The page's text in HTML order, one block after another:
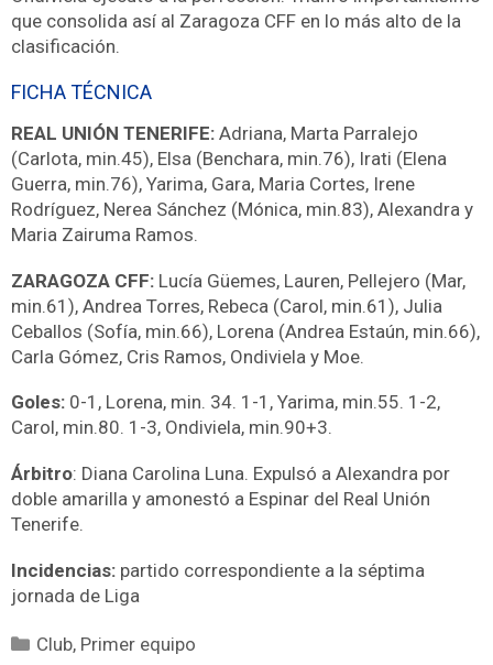
que consolida así al Zaragoza CFF en lo más alto de la
clasificación.
FICHA TÉCNICA
REAL UNIÓN TENERIFE: Adriana, Marta Parralejo
(Carlota, min.45), Elsa (Benchara, min.76), Irati (Elena
Guerra, min.76), Yarima, Gara, Maria Cortes, Irene
Rodríguez, Nerea Sánchez (Mónica, min.83), Alexandra y
Maria Zairuma Ramos.
ZARAGOZA CFF: Lucía Güemes, Lauren, Pellejero (Mar,
min.61), Andrea Torres, Rebeca (Carol, min.61), Julia
Ceballos (Sofía, min.66), Lorena (Andrea Estaún, min.66),
Carla Gómez, Cris Ramos, Ondiviela y Moe.
Goles: 0-1, Lorena, min. 34. 1-1, Yarima, min.55. 1-2,
Carol, min.80. 1-3, Ondiviela, min.90+3.
Árbitro: Diana Carolina Luna. Expulsó a Alexandra por
doble amarilla y amonestó a Espinar del Real Unión
Tenerife.
Incidencias: partido correspondiente a la séptima
jornada de Liga
Club, Primer equipo